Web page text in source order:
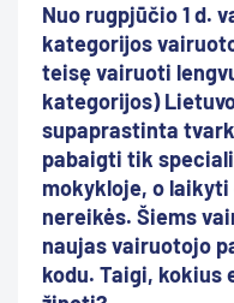
Nuo rugpjūčio 1 d.
kategorijos
teisę vairuoti
kategorijos)
supaprastinta
pabaigti tik
mokykloje, o laikyti
nereikės. Šiems
naujas vairuotojo
kodu. Taigi, kokius